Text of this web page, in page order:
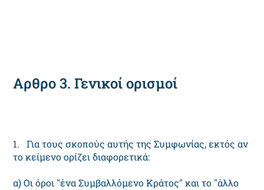
Αρθρο 3. Γενικοί ορισμοί
1. Για τους σκοπούς αυτής της Συμφωνίας, εκτός αν
το κείμενο ορίζει διαφορετικά:
α) Οι όροι "ένα Συμβαλλόμενο Κράτος" και το "άλλο